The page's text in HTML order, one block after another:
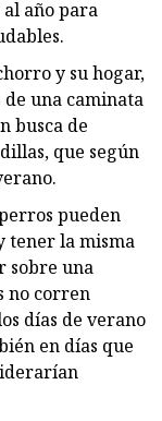
al año para
y su hogar,
una caminata
busca de
que según
pueden
tener la misma
sobre una
no corren
días de verano
en días que